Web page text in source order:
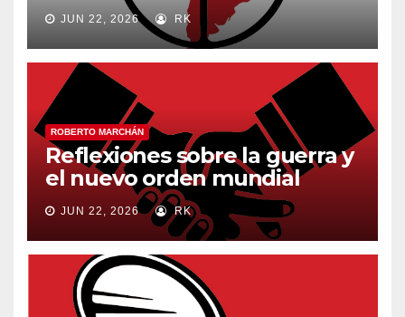
JUN 22, 2026 RK
ROBERTO MARCHÁN
Reflexiones sobre la guerra y
el nuevo orden mundial
JUN 22, 2026 RK